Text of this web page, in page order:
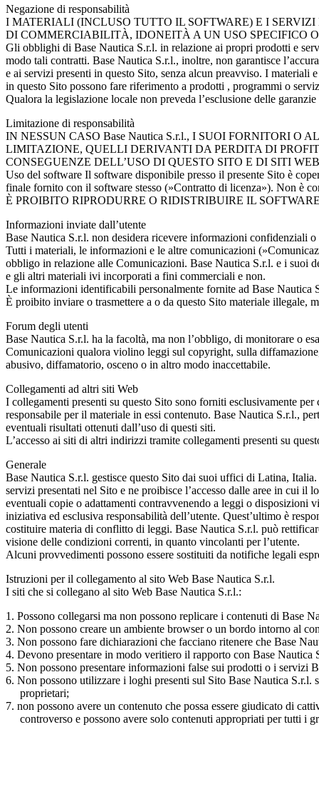
Negazione di responsabilità
I MATERIALI (INCLUSO TUTTO IL SOFTWARE) E I
DI COMMERCIABILITÀ, IDONEITÀ A UN USO
Gli obblighi di Base Nautica S.r.l. in relazione ai propri prodotti e
modo tali contratti. Base Nautica S.r.l., inoltre, non garantisce
e ai servizi presenti in questo Sito, senza alcun preavviso. I
in questo Sito possono fare riferimento a prodotti , programmi o
Qualora la legislazione locale non preveda l’esclusione delle
Limitazione di responsabilità
IN NESSUN CASO Base Nautica S.r.l., I SUOI FORNITORI
LIMITAZIONE, QUELLI DERIVANTI DA PERDITA DI
CONSEGUENZE DELL’USO DI QUESTO SITO E DI SITI
Uso del software Il software disponibile presso il presente Sito è
finale fornito con il software stesso (»Contratto di licenza»). Non è
È PROIBITO RIPRODURRE O RIDISTRIBUIRE IL
Informazioni inviate dall’utente
Base Nautica S.r.l. non desidera ricevere informazioni confidenziali
Tutti i materiali, le informazioni e le altre comunicazioni
obbligo in relazione alle Comunicazioni. Base Nautica S.r.l. e i suoi
e gli altri materiali ivi incorporati a fini commerciali e non.
Le informazioni identificabili personalmente fornite ad Base Nautica
È proibito inviare o trasmettere a o da questo Sito materiale
Forum degli utenti
Base Nautica S.r.l. ha la facoltà, ma non l’obbligo, di monitorare o
Comunicazioni qualora violino leggi sul copyright, sulla
abusivo, diffamatorio, osceno o in altro modo inaccettabile.
Collegamenti ad altri siti Web
I collegamenti presenti su questo Sito sono forniti esclusivamente
responsabile per il materiale in essi contenuto. Base Nautica S.r.l.,
eventuali risultati ottenuti dall’uso di questi siti.
L’accesso ai siti di altri indirizzi tramite collegamenti presenti su
Generale
Base Nautica S.r.l. gestisce questo Sito dai suoi uffici di Latina,
servizi presentati nel Sito e ne proibisce l’accesso dalle aree in cui
eventuali copie o adattamenti contravvenendo a leggi o disposizioni
iniziativa ed esclusiva responsabilità dell’utente. Quest’ultimo è
costituire materia di conflitto di leggi. Base Nautica S.r.l. può
visione delle condizioni correnti, in quanto vincolanti per l’utente.
Alcuni provvedimenti possono essere sostituiti da notifiche legali
Istruzioni per il collegamento al sito Web Base Nautica S.r.l.
I siti che si collegano al sito Web Base Nautica S.r.l.:
1. Possono collegarsi ma non possono replicare i contenuti di Base
2. Non possono creare un ambiente browser o un bordo intorno al
3. Non possono fare dichiarazioni che facciano ritenere che Base
4. Devono presentare in modo veritiero il rapporto con Base Nautica
5. Non possono presentare informazioni false sui prodotti o i servizi
6. Non possono utilizzare i loghi presenti sul Sito Base Nautica S.r.l.
proprietari;
7. non possono avere un contenuto che possa essere giudicato di
controverso e possono avere solo contenuti appropriati per tutti i